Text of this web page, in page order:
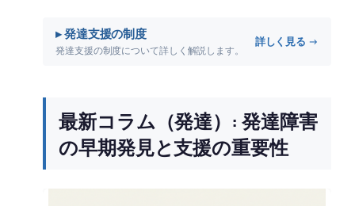
▸ 発達支援の制度
発達支援の制度について詳しく解説します。
詳しく見る →
最新コラム（発達）: 発達障害
の早期発見と支援の重要性